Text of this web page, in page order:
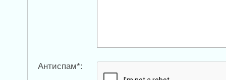
Антиспам*: